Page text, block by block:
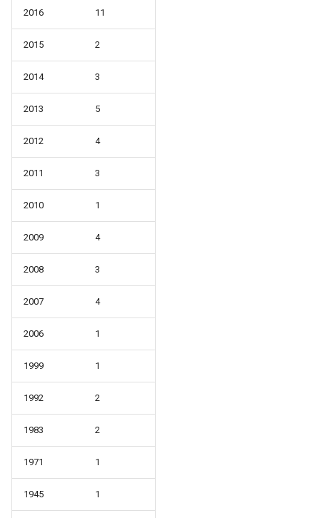
2016 11
2015 2
2014 3
2013 5
2012 4
2011 3
2010 1
2009 4
2008 3
2007 4
2006 1
1999 1
1992 2
1983 2
1971 1
1945 1